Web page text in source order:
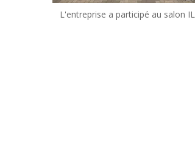
L'entreprise a participé au salon